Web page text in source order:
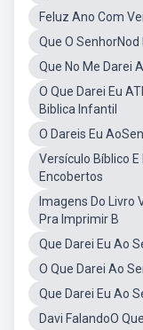
Feluz Ano Com
Que O SenhorNod
Que No Me Darei
O Que Darei Eu
Biblica Infantil
O Dareis Eu
Versículo Bíblico E
Encobertos
Imagens Do Livro
Pra Imprimir B
Que Darei Eu Ao
O Que Darei Ao
Que Darei Eu Ao
Davi FalandoO